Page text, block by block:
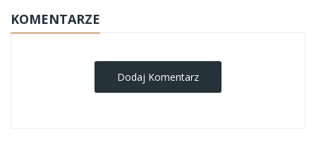
KOMENTARZE
Dodaj Komentarz